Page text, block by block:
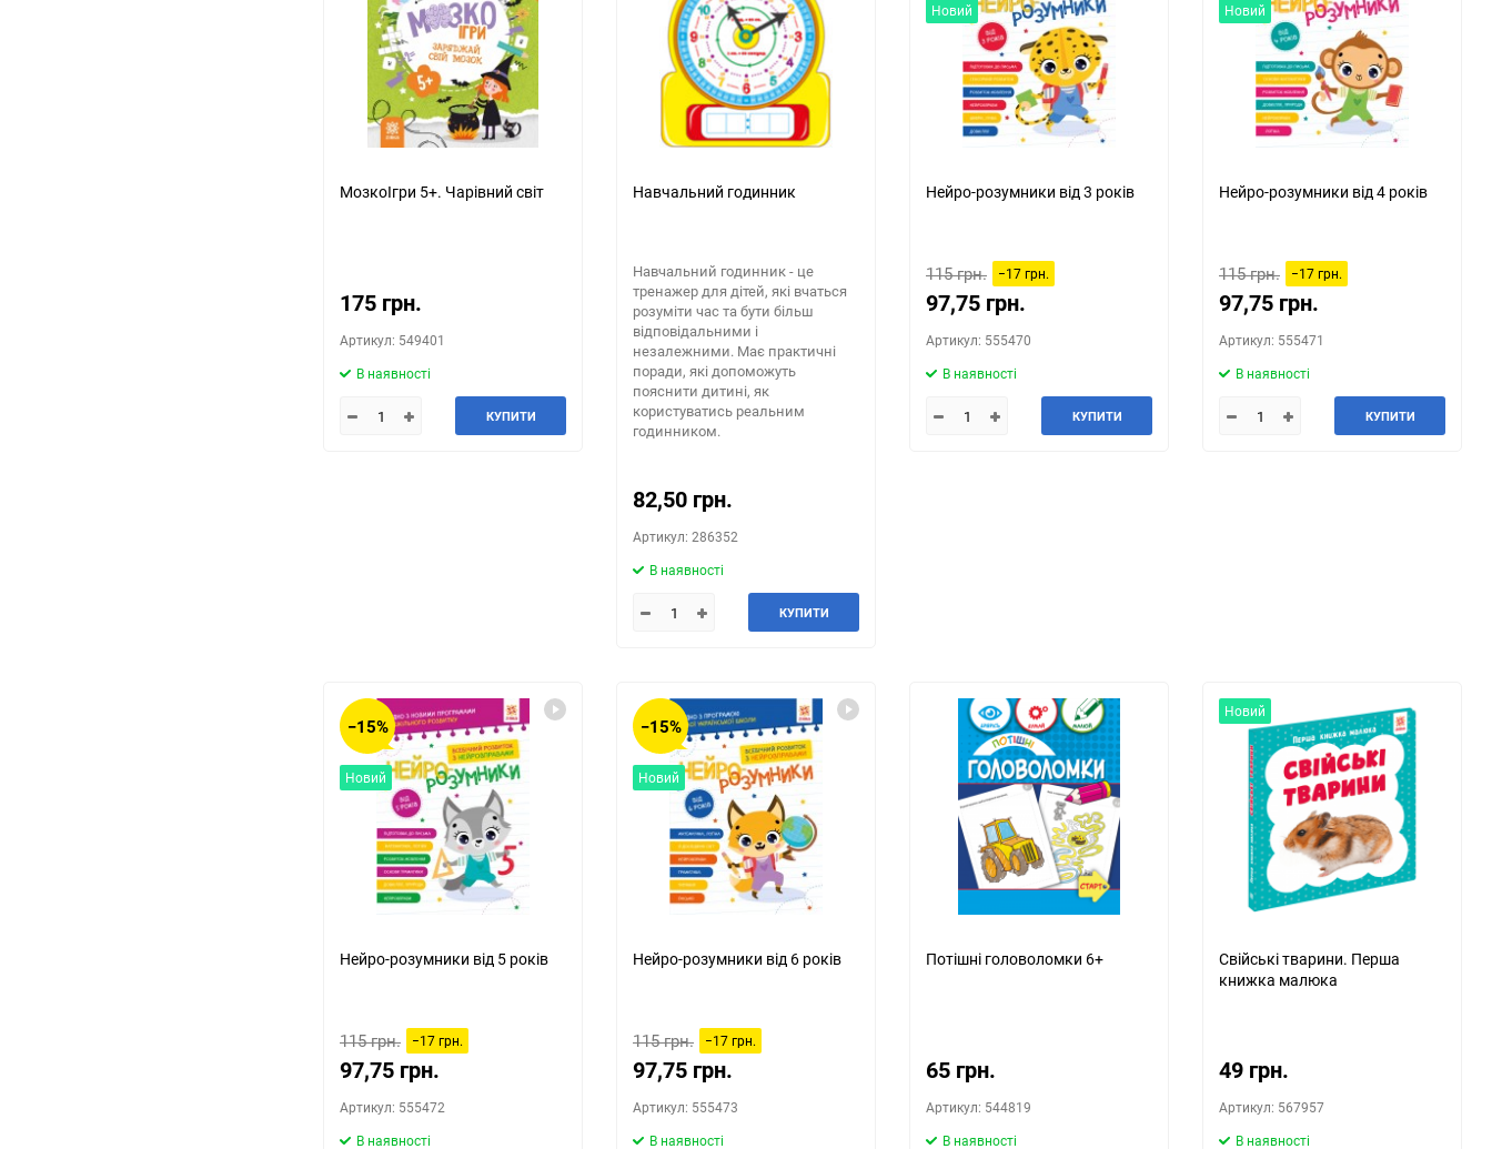
МозкоІгри 5+. Чарівний світ
175 грн.
Артикул: 549401
В наявності
КУПИТИ
Навчальний годинник
Навчальний годинник - це
тренажер для дітей, які вчаться
розуміти час та бути більш
відповідальними і
незалежними. Має практичні
поради, які допоможуть
пояснити дитині, як
користуватись реальним
годинником.
82,50 грн.
Артикул: 286352
В наявності
КУПИТИ
Новий
Нейро-розумники від 3 років
115 грн. −17 грн.
97,75 грн.
Артикул: 555470
В наявності
КУПИТИ
Новий
Нейро-розумники від 4 років
115 грн. −17 грн.
97,75 грн.
Артикул: 555471
В наявності
КУПИТИ
−15%
Новий
Нейро-розумники від 5 років
115 грн. −17 грн.
97,75 грн.
Артикул: 555472
В наявності
−15%
Новий
Нейро-розумники від 6 років
115 грн. −17 грн.
97,75 грн.
Артикул: 555473
В наявності
Потішні головоломки 6+
65 грн.
Артикул: 544819
В наявності
Новий
Свійські тварини. Перша
книжка малюка
49 грн.
Артикул: 567957
В наявності